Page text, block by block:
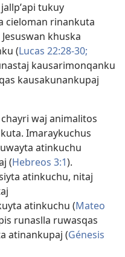
tukuy
cieloman rinankuta
khuska
(Lucas 22:28-30;
kausarimonqanku
kausakunankupaj
waj animalitos
Imaraykuchus
atinkuchu
(Hebreos 3:1).
atinkuchu, nitaj
atinkuchu (Mateo
runaslla ruwasqas
atinankupaj (Génesis